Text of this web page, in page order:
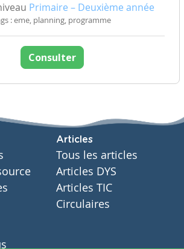
Primaire – Deuxième année
: eme, planning, programme
Consulter
Articles
Tous les articles
Articles DYS
Articles TIC
Circulaires